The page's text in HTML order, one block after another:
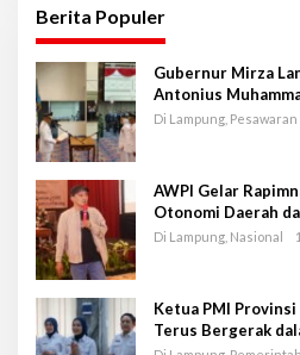
Berita Populer
Gubernur Mirza
Antonius
Wakil Bupati
Di Lampung, Pesawaran
AWPI Gelar
Otonomi Daerah
Di Lampung, Nasional
Ketua PMI Provinsi
Terus Bergerak